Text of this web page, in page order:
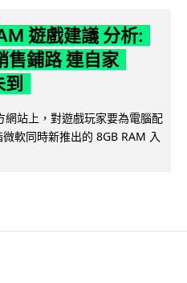
遊戲建議 分析:
售鋪路 連自家
站上，對遊戲玩家要為電腦配
軟同時新推出的 8GB RAM 入